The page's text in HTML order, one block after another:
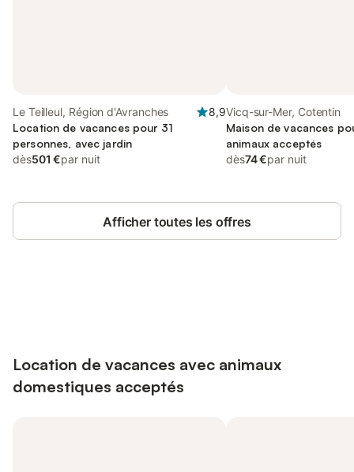
Le Teilleul, Région d'Avranches
8,9
Location de vacances pour 31
personnes, avec jardin
dès501 €par nuit
Vicq-sur-Mer, Cotentin
Maison de vacances
animaux acceptés
dès74 €par nuit
Afficher toutes les offres
Location de vacances avec animaux
domestiques acceptés